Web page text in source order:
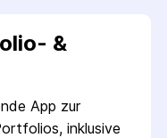
&
App zur
inklusive